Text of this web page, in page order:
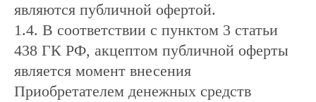
являются публичной офертой.
1.4. В соответствии с пунктом 3 статьи
438 ГК РФ, акцептом публичной оферты
является момент внесения
Приобретателем денежных средств